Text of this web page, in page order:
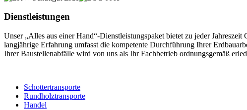
Dienstleistungen
Unser „Alles aus einer Hand“-Dienstleistungspaket bietet zu jeder
langjährige Erfahrung umfasst die kompetente Durchführung Ihrer
Ihrer Baustellenabfälle wird von uns als Ihr Fachbetrieb ordnungsgemäß
Schottertransporte
Rundholztransporte
Handel